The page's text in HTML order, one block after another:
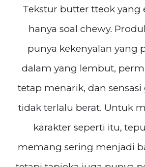
Tekstur butter tteok yang
hanya soal chewy.
punya kekenyalan yang
dalam yang lembut,
tetap menarik, dan
tidak terlalu berat. Untuk
karakter seperti itu,
memang sering menjadi